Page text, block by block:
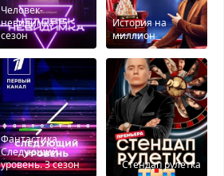
Человек-
невидимка 15
сезон
История на
миллион
Фантастика.
Следующий
уровень. 3 сезон
Стендап рулетка